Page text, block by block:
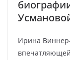
Ирина